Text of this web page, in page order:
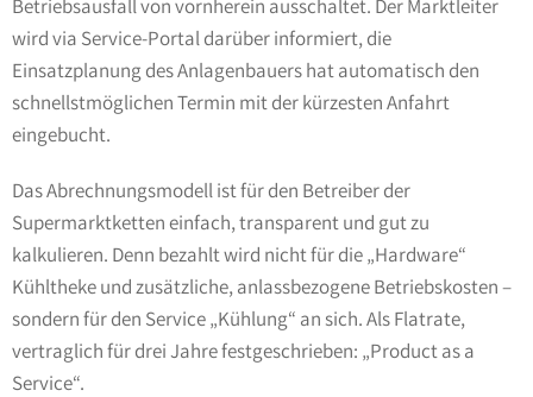
Betriebsausfall von vornherein ausschaltet. Der Marktleiter
wird via Service-Portal darüber informiert, die
Einsatzplanung des Anlagenbauers hat automatisch den
schnellstmöglichen Termin mit der kürzesten Anfahrt
eingebucht.
Das Abrechnungsmodell ist für den Betreiber der
Supermarktketten einfach, transparent und gut zu
kalkulieren. Denn bezahlt wird nicht für die „Hardware“
Kühltheke und zusätzliche, anlassbezogene Betriebskosten –
sondern für den Service „Kühlung“ an sich. Als Flatrate,
vertraglich für drei Jahre festgeschrieben: „Product as a
Service“.